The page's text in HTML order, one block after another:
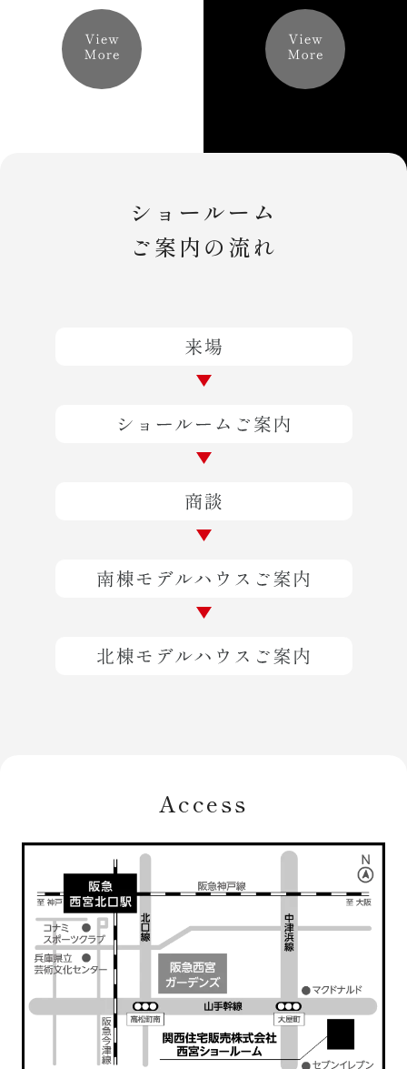
ショールーム
ご案内の流れ
Access